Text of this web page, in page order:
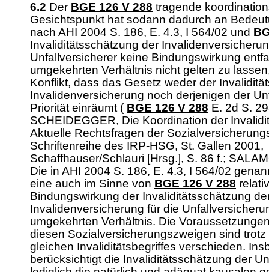
6.2 Der BGE 126 V 288 tragende
Gesichtspunkt hat sodann dadurch an
nach AHI 2004 S. 186, E. 4.3, I 564/02 und
Invaliditätsschätzung der
Unfallversicherer keine Bindungswirkung
umgekehrten Verhältnis nicht gelten zu
Konflikt, dass das Gesetz weder der
Invalidenversicherung noch derjenigen der
Priorität einräumt ( BGE 126 V 288 E. 2d S.
SCHEIDEGGER, Die Koordination der
Aktuelle Rechtsfragen der
Schriftenreihe des IRP-HSG, St. Gallen 2001,
Schaffhauser/Schlauri [Hrsg.], S. 86 f.;
Die in AHI 2004 S. 186, E. 4.3, I 564/02
eine auch im Sinne von BGE 126 V 288
Bindungswirkung der Invaliditätsschätzung
Invalidenversicherung für die
umgekehrten Verhältnis. Die
diesen Sozialversicherungszweigen sind
gleichen Invaliditätsbegriffes verschieden.
berücksichtigt die Invaliditätsschätzung der